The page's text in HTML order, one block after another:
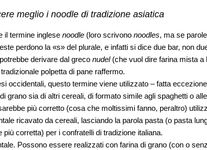
meglio i noodle di tradizione asiatica
il termine inglese noodle (loro scrivono noodles, ma se
perdono la «s» del plurale, e infatti si dice due bar, non
derivare dal greco nudel(che vuol dire farina mista a
polpetta di pane raffermo.
occidentali, questo termine viene utilizzato – fatta
grano sia di altri cereali, di formato simile agli spaghetti o
più corretto (cosa che moltissimi fanno, peraltro)
ricavato da cereali, lasciando la parola pasta (o pasta
corretta) per i confratelli di tradizione italiana.
Possono essere realizzati con farina di grano (con o